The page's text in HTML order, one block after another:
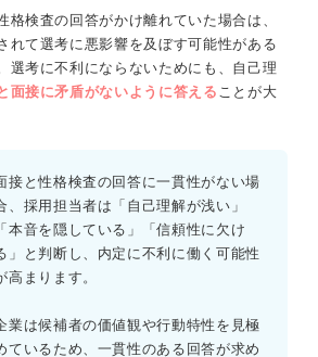
格検査の回答がかけ離れていた場合は、
れて選考に悪影響を及ぼす可能性がある
選考に不利にならないためにも、自己理
面接に矛盾がないように答える ことが大
接と性格検査の回答に一貫性がない場
、採用担当者は「自己理解が浅い」
「本音を隠している」「信頼性に欠け
」と判断し、内定に不利に働く可能性
高まります。
業は候補者の価値観や行動特性を見極
ているため、一貫性のある回答が求め